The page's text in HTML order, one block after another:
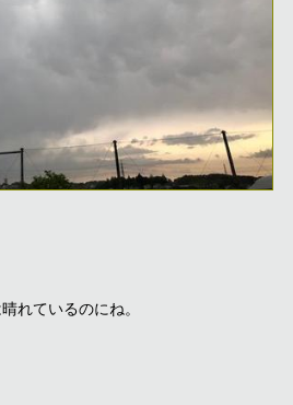
れているのにね。